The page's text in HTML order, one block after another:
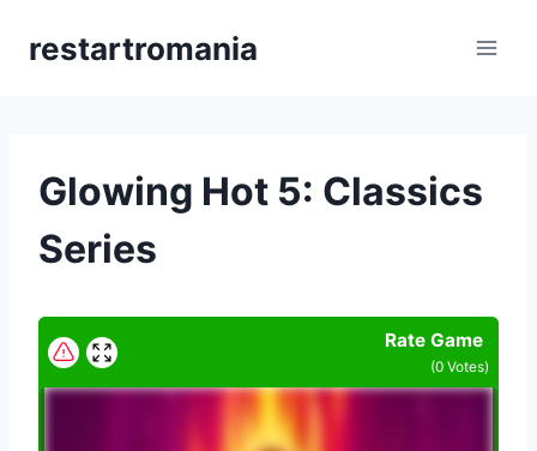
restartromania
Glowing Hot 5: Classics
Series
Rate Game
(0 Votes)